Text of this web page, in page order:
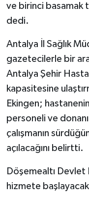
ve birinci basamak
dedi.
Antalya İl Sağlık
gazetecilerle bir
Antalya Şehir
kapasitesine
Ekingen;
personeli ve
çalışmanın
açılacağını belirtti.
Döşemealtı Devlet
hizmete başlayacak